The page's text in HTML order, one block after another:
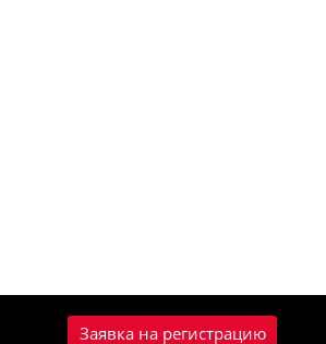
Заявка на регистрацию